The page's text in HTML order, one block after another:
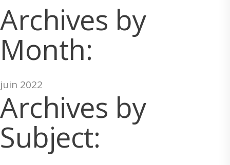
h
e
h
r
:
Archives by
Month:
juin 2022
Archives by
Subject: